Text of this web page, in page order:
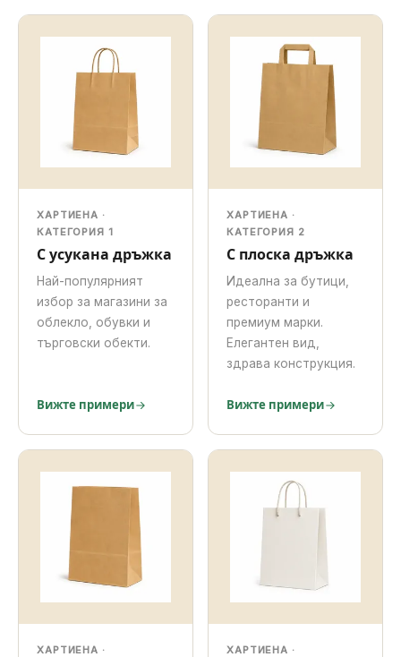
ХАРТИЕНА ·
КАТЕГОРИЯ 1
С усукана дръжка
Най-популярният
избор за магазини за
облекло, обувки и
търговски обекти.
Вижте примери
ХАРТИЕНА ·
КАТЕГОРИЯ 2
С плоска дръжка
Идеална за бутици,
ресторанти и
премиум марки.
Елегантен вид,
здрава конструкция.
Вижте примери
ХАРТИЕНА ·
ХАРТИЕНА ·